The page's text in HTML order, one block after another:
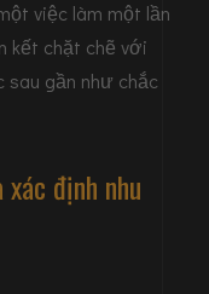
việc làm một lần
kết chặt chẽ với
gần như chắc
định nhu